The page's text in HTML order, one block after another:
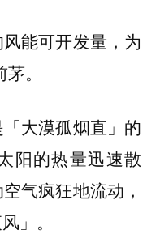
能可开发量，为
。
大漠孤烟直」的
阳的热量迅速散
气疯狂地流动，
」。